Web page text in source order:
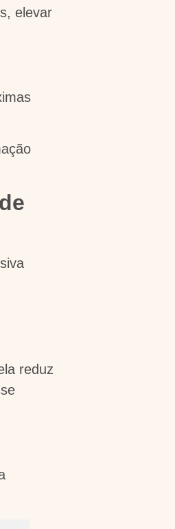
elevar
reduz